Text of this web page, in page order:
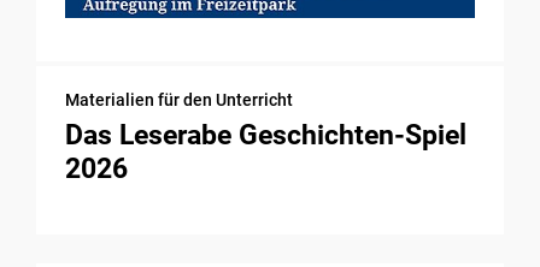
Materialien für den Unterricht
Das Leserabe Geschichten-Spiel
2026